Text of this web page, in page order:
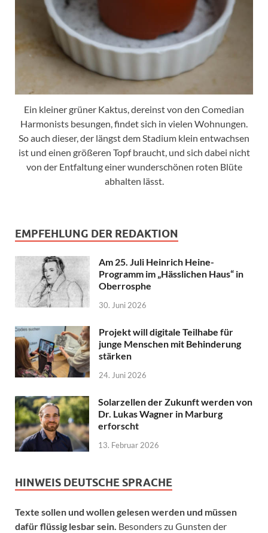
Ein kleiner grüner Kaktus, dereinst von den Comedian
Harmonists besungen, findet sich in vielen Wohnungen.
So auch dieser, der längst dem Stadium klein entwachsen
ist und einen größeren Topf braucht, und sich dabei nicht
von der Entfaltung einer wunderschönen roten Blüte
abhalten lässt.
EMPFEHLUNG DER REDAKTION
Am 25. Juli Heinrich Heine-
Programm im „Hässlichen Haus“ in
Oberrosphe
30. Juni 2026
Projekt will digitale Teilhabe für
junge Menschen mit Behinderung
stärken
24. Juni 2026
Solarzellen der Zukunft werden von
Dr. Lukas Wagner in Marburg
erforscht
13. Februar 2026
HINWEIS DEUTSCHE SPRACHE
Texte sollen und wollen gelesen werden und müssen
dafür flüssig lesbar sein. Besonders zu Gunsten der